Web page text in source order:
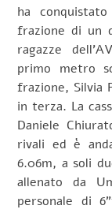
ha
frazione di un
ragazze
primo metro
frazione, Silvia
in terza. La
Daniele
rivali ed è
6.06m, a soli
allenato da
personale di